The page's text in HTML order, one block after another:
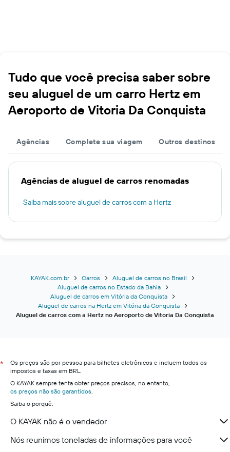
Tudo que você precisa saber sobre
seu aluguel de um carro Hertz em
Aeroporto de Vitoria Da Conquista
Agências Complete sua viagem Outros destinos
Agências de aluguel de carros renomadas
Saiba mais sobre aluguel de carros com a Hertz
KAYAK.com.br Carros
Aluguel de carros no Brasil
Aluguel de carros no Estado da Bahia
Aluguel de carros em Vitória da Conquista
Aluguel de carros na Hertz em Vitória da Conquista
Aluguel de carros com a Hertz no Aeroporto de Vitoria Da Conquista
*
Os preços são por pessoa para bilhetes eletrônicos e incluem todos os
impostos e taxas em BRL.
O KAYAK sempre tenta obter preços precisos, no entanto,
os preços não são garantidos.
Saiba o porquê:
O KAYAK não é o vendedor
Nós reunimos toneladas de informações para você